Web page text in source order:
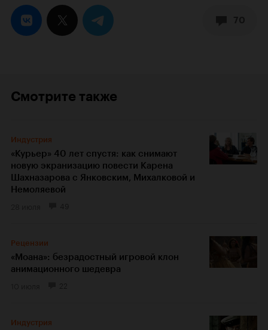
Смотрите также
Индустрия
«Курьер» 40 лет спустя: как снимают
новую экранизацию повести Карена
Шахназарова с Янковским, Михалковой и
Немоляевой
Рецензии
«Моана»: безрадостный игровой клон
анимационного шедевра
Индустрия